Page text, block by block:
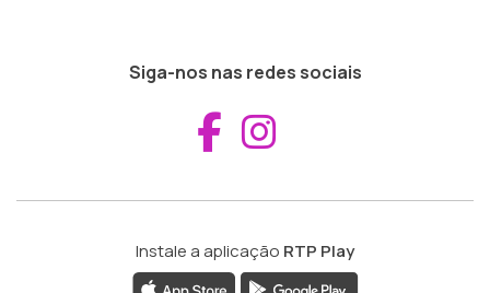
Siga-nos nas redes sociais
Aceder ao
Instale a aplicação RTP Play